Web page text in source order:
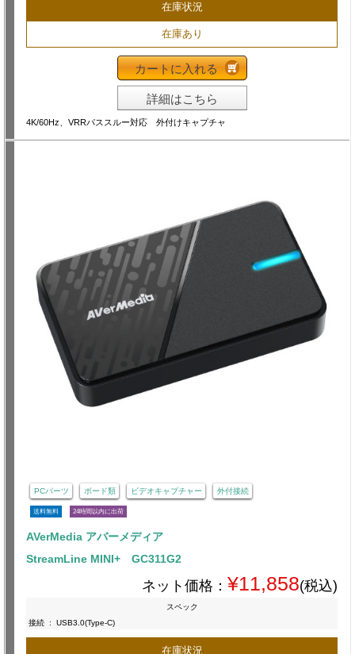
在庫状況
在庫あり
カートに入れる
詳細はこちら
4K/60Hz、VRRパススルー対応 外付けキャプチャ
PCパーツ ボード類 ビデオキャプチャー 外付接続
送料無料 24時間以内に出荷
AVerMedia アバーメディア
StreamLine MINI+ GC311G2
ネット価格： ¥11,858(税込)
スペック
接続 : USB3.0(Type-C)
在庫状況